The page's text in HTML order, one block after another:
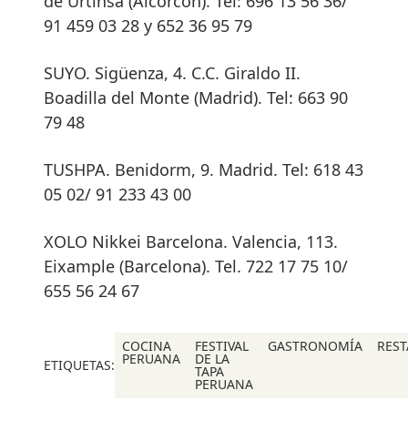
91 459 03 28 y 652 36 95 79
SUYO. Sigüenza, 4. C.C. Giraldo II.
Boadilla del Monte (Madrid). Tel: 663 90
79 48
TUSHPA. Benidorm, 9. Madrid. Tel: 618 43
05 02/ 91 233 43 00
XOLO Nikkei Barcelona. Valencia, 113.
Eixample (Barcelona). Tel. 722 17 75 10/
655 56 24 67
ETIQUETAS:
COCINA
PERUANA
FESTIVAL
DE LA
TAPA
PERUANA
GASTRONOMÍA